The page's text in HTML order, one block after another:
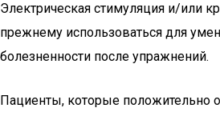
Электрическая стимуляция и/или
прежнему использоваться для
болезненности после упражнений.
Пациенты, которые положительно